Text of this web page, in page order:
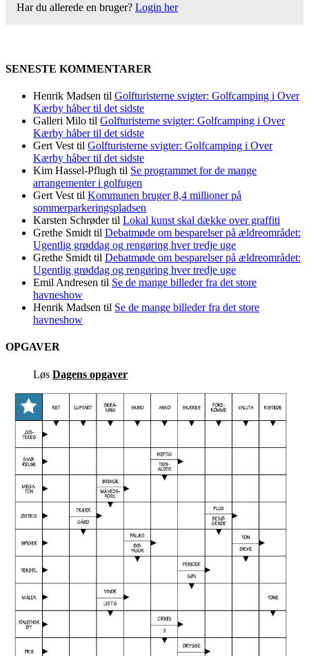
Har du allerede en bruger? Login her
SENESTE KOMMENTARER
Henrik Madsen til Golfturisterne svigter: Golfcamping i Over
Kærby håber til det sidste
Galleri Milo til Golfturisterne svigter: Golfcamping i Over
Kærby håber til det sidste
Gert Vest til Golfturisterne svigter: Golfcamping i Over
Kærby håber til det sidste
Kim Hassel-Pflugh til Se programmet for de mange
arrangementer i golfugen
Gert Vest til Kommunen bruger 8,4 millioner på
sommerparkeringspladsen
Karsten Schrødertil Lokal kunst skal dække over graffiti
Grethe Smidt til Debatmøde om besparelser på ældreområdet:
Ugentlig grøddag og rengøring hver tredje uge
Grethe Smidt til Debatmøde om besparelser på ældreområdet:
Ugentlig grøddag og rengøring hver tredje uge
Emil Andresen til Se de mange billeder fra det store
havneshow
Henrik Madsen til Se de mange billeder fra det store
havneshow
OPGAVER
Løs Dagens opgaver